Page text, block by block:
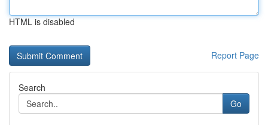
HTML is disabled
Report Page
Search
Go